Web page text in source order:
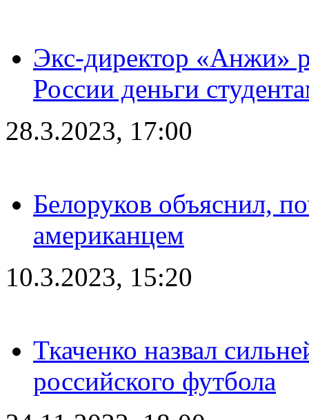
Экс-директор «Анжи»
России деньги
28.3.2023, 17:00
Белоруков объяснил,
американцем
10.3.2023, 15:20
Ткаченко назвал
российского футбола